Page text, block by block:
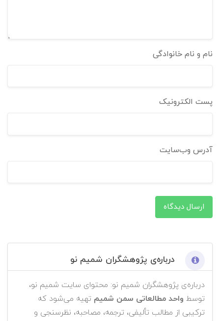
نام و نام خانوادگی
پست الکترونیک
آدرس وب‌سایت
ارسال دیدگاه
درباره‌ی پژوهشگران شمیم نو
درباره‌ی پژوهشگران شمیم نو: محتوای سایت شمیم نو،
توسط واحد مطالعاتی سمن شمیم تهیه می‌شود که
ترکیبی از مطالب تألیفی، ترجمه، مصاحبه، نظرسنجی و